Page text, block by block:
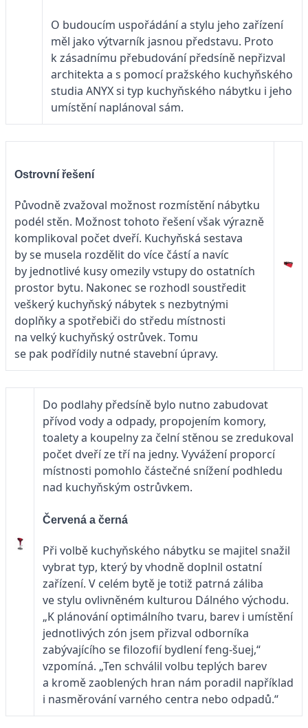
O budoucím uspořádání a stylu jeho zařízení
měl jako výtvarník jasnou představu. Proto
k zásadnímu přebudování předsíně nepřizval
architekta a s pomocí pražského kuchyňského
studia ANYX si typ kuchyňského nábytku i jeho
umístění naplánoval sám.
Ostrovní řešení
Původně zvažoval možnost rozmístění nábytku
podél stěn. Možnost tohoto řešení však výrazně
komplikoval počet dveří. Kuchyňská sestava
by se musela rozdělit do více částí a navíc
by jednotlivé kusy omezily vstupy do ostatních
prostor bytu. Nakonec se rozhodl soustředit
veškerý kuchyňský nábytek s nezbytnými
doplňky a spotřebiči do středu místnosti
na velký kuchyňský ostrůvek. Tomu
se pak podřídily nutné stavební úpravy.
Do podlahy předsíně bylo nutno zabudovat
přívod vody a odpady, propojením komory,
toalety a koupelny za čelní stěnou se zredukoval
počet dveří ze tří na jedny. Vyvážení proporcí
místnosti pomohlo částečné snížení podhledu
nad kuchyňským ostrůvkem.
Červená a černá
Při volbě kuchyňského nábytku se majitel snažil
vybrat typ, který by vhodně doplnil ostatní
zařízení. V celém bytě je totiž patrná záliba
ve stylu ovlivněném kulturou Dálného východu.
„K plánování optimálního tvaru, barev i umístění
jednotlivých zón jsem přizval odborníka
zabývajícího se filozofií bydlení feng-šuej,“
vzpomíná. „Ten schválil volbu teplých barev
a kromě zaoblených hran nám poradil například
i nasměrování varného centra nebo odpadů.“